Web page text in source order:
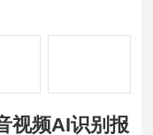
视频AI识别报